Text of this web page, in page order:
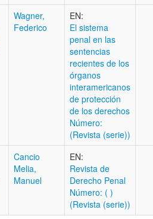
Wagner,
Federico
EN:
El sistema
penal en las
sentencias
recientes de los
órganos
interamericanos
de protección
de los derechos
Número:
(Revista (serie))
Cancio
Melia,
Manuel
EN:
Revista de
Derecho Penal
Número: ( )
(Revista (serie))